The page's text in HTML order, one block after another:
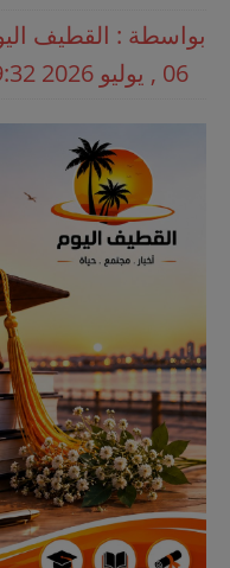
بواسطة : القطيف
06 , يوليو 2026 09:32 م